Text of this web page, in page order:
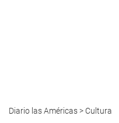
Diario las Américas> Cultura